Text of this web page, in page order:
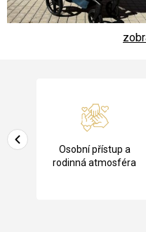
a
Osobní přístup a
rodinná atmosféra